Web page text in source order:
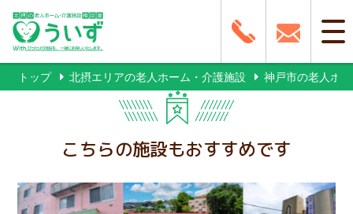
トップ 北摂エリアの老人ホーム・介護施設 神戸市の老人ホ
こちらの施設もおすすめです